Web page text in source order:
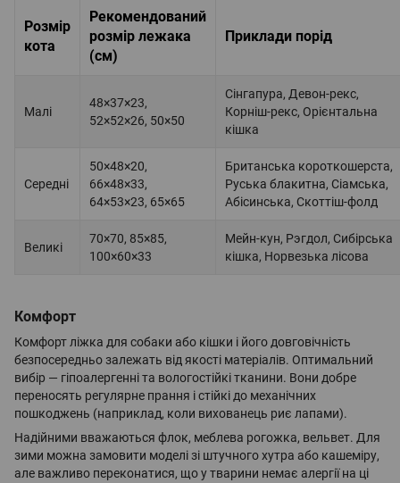
Розмір
кота
Рекомендований
розмір лежака
(см)
Приклади порід
Малі
48×37×23,
52×52×26, 50×50
Сінгапура, Девон-рекс,
Корніш-рекс, Орієнтальна
кішка
Середні
50×48×20,
66×48×33,
64×53×23, 65×65
Британська короткошерста,
Руська блакитна, Сіамська,
Абісинська, Скоттіш-фолд
Великі
70×70, 85×85,
100×60×33
Мейн-кун, Рэгдол, Сибірська
кішка, Норвезька лісова
Комфорт
Комфорт ліжка для собаки або кішки і його довговічність
безпосередньо залежать від якості матеріалів. Оптимальний
вибір — гіпоалергенні та вологостійкі тканини. Вони добре
переносять регулярне прання і стійкі до механічних
пошкоджень (наприклад, коли вихованець риє лапами).
Надійними вважаються флок, меблева рогожка, вельвет. Для
зими можна замовити моделі зі штучного хутра або кашеміру,
але важливо переконатися, що у тварини немає алергії на ці